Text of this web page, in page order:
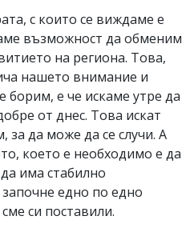
с които се виждаме е
възможност да обменим
на региона. Това,
нашето внимание и
борим, е че искаме утре да
от днес. Това искат
за да може да се случи. А
което е необходимо е да
има стабилно
едно по едно
си поставили.